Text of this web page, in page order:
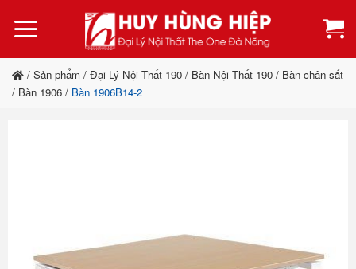
qua
dung
/ Sản phẩm / Đại Lý Nội Thất 190 / Bàn Nội Thất 190 / Bàn chân sắt
/ Bàn 1906 / Bàn 1906B14-2